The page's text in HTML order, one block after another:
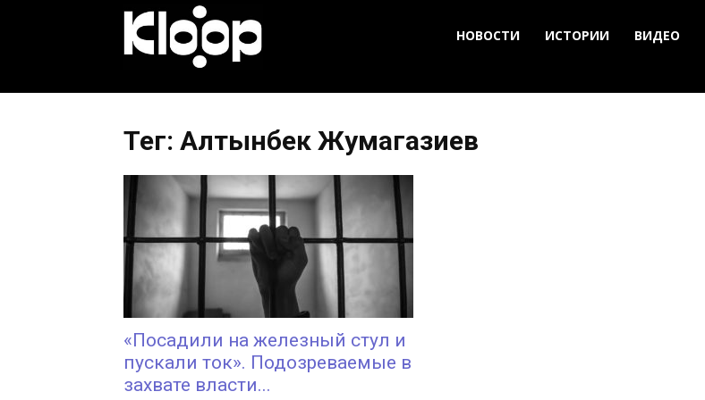
Новости
Кыргызстана
НОВОСТИ ИСТОРИИ ВИДЕО
Тег: Алтынбек Жумагазиев
«Посадили на железный стул и
пускали ток». Подозреваемые в
захвате власти...